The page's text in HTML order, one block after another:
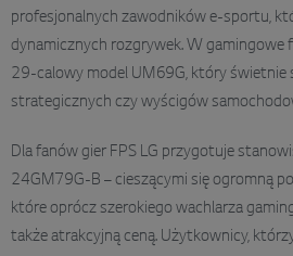
profesjonalnych zawodników e-sportu,
dynamicznych rozgrywek. W gamingowe
29-calowy model UM69G, który świetnie
strategicznych czy wyścigów
Dla fanów gier FPS LG przygotuje
24GM79G-B – cieszącymi się ogromną
które oprócz szerokiego wachlarza
także atrakcyjną ceną. Użytkownicy,